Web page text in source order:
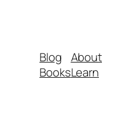
Blog
Books
About
Learn